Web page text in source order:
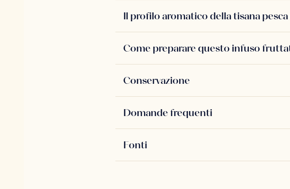
Il profilo aromatico della tisana pesca
Come preparare questo infuso
Conservazione
Domande frequenti
Fonti